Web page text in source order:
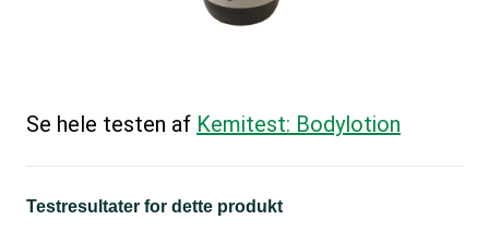
Se hele testen af Kemitest: Bodylotion
Testresultater for dette produkt